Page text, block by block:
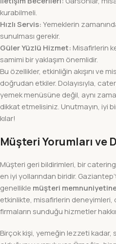
kurabilmeli.
Hızlı Servis:Yemeklerin
sunulması gerekir.
Güler Yüzlü Hizmet: Misafirlerin
samimi bir yaklaşım önemlidir.
Bu özellikler, etkinliğin akışını ve
doğrudan etkiler. Dolayısıyla,
yemek menüsüne değil, aynı
dikkat etmelisiniz. Unutmayın, iyi
kılar!
Müşteri Yorumları ve
Müşteri geri bildirimleri, bir
en iyi yollarından biridir.
genellikle müşteri
etkinlikte, misafirlerin deneyimleri,
firmaların sunduğu hizmetler
Birçok kişi, yemeğin lezzeti kadar,